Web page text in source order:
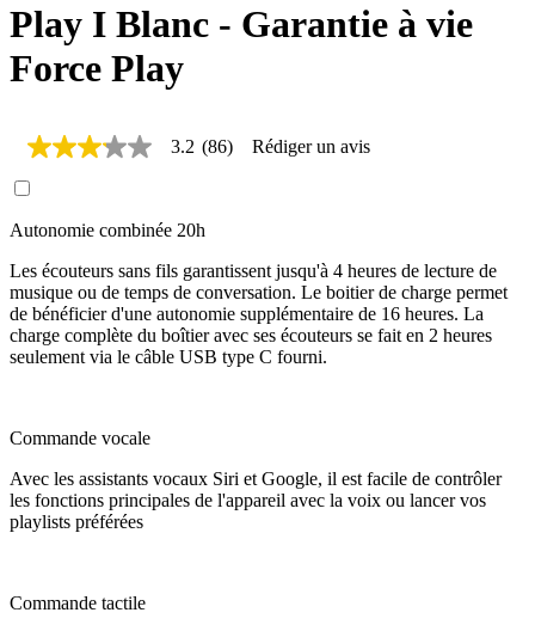
Play I Blanc - Garantie à vie
Force Play
3.2
sur
valeur
la
note
moyenne.
Read
86
Reviews.
même
3.2 (86) Rédiger un avis
Autonomie combinée 20h
Les écouteurs sans fils garantissent jusqu'à 4 heures de lecture de
musique ou de temps de conversation. Le boitier de charge permet
de bénéficier d'une autonomie supplémentaire de 16 heures. La
charge complète du boîtier avec ses écouteurs se fait en 2 heures
seulement via le câble USB type C fourni.
Commande vocale
Avec les assistants vocaux Siri et Google, il est facile de contrôler
les fonctions principales de l'appareil avec la voix ou lancer vos
playlists préférées
Commande tactile